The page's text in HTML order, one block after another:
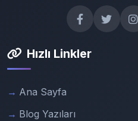
Hızlı Linkler
Ana Sayfa
Blog Yazıları